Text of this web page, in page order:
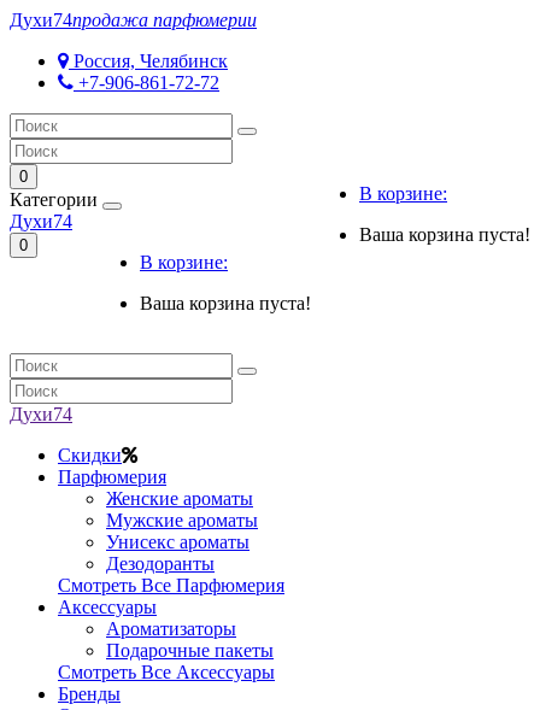
Духи74продажа парфюмерии
Россия, Челябинск
+7-906-861-72-72
0
В корзине:
Ваша корзина пуста!
Категории
Духи74
0
В корзине:
Ваша корзина пуста!
Духи74
Скидки
Парфюмерия
Женские ароматы
Мужские ароматы
Унисекс ароматы
Дезодоранты
Смотреть Все Парфюмерия
Аксессуары
Ароматизаторы
Подарочные пакеты
Смотреть Все Аксессуары
Бренды